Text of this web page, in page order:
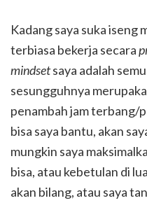
Kadang saya suka iseng
terbiasa bekerja secara
mindsetsaya adalah
sesungguhnya
penambah jam terbang/
bisa saya bantu, akan
mungkin saya
bisa, atau kebetulan di
akan bilang, atau saya